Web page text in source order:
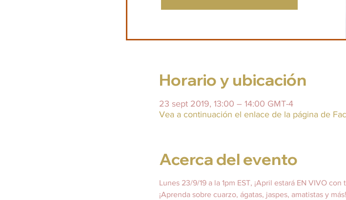
Horario y ubicación
23 sept 2019, 13:00 – 14:00 GMT-4
Vea a continuación el enlace de la página de
Acerca del evento
Lunes 23/9/19 a la 1pm EST, ¡April estará EN VIVO
¡Aprenda sobre cuarzo, ágatas, jaspes, amatistas y